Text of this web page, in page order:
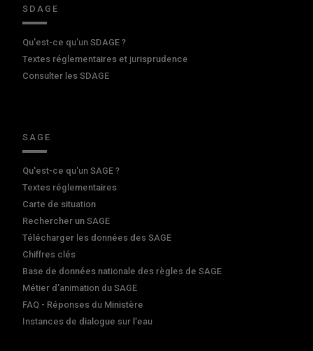
SDAGE
Qu'est-ce qu'un SDAGE ?
Textes réglementaires et jurisprudence
Consulter les SDAGE
SAGE
Qu'est-ce qu'un SAGE ?
Textes réglementaires
Carte de situation
Rechercher un SAGE
Télécharger les données des SAGE
Chiffres clés
Base de données nationale des règles de SAGE
Métier d'animation du SAGE
FAQ - Réponses du Ministère
Instances de dialogue sur l'eau